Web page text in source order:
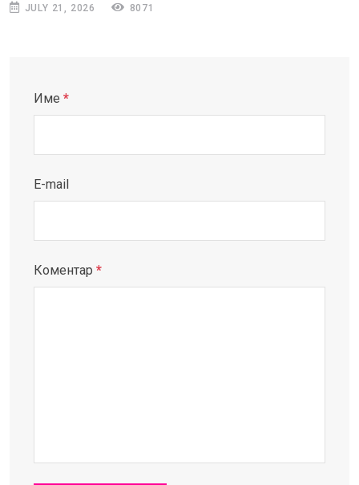
JULY 21, 2026 8071
Име *
E-mail
Коментар *